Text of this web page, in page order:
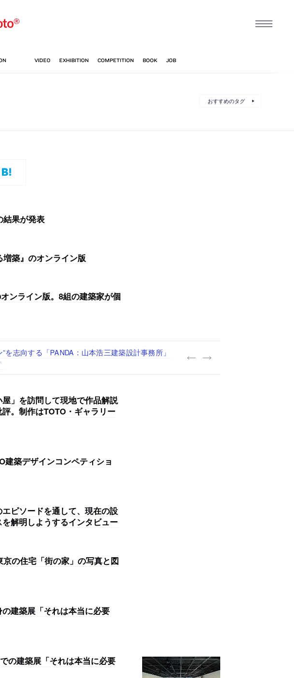
おすすめのタグ
結果が発表
築』のオンライン版
ンライン版。8組の建築家が個
主体の働き方を実践する「株式会社つぎと」が、
境づくりも行う「E.A.S.T.architects」が、設計
ッフ・アルバイト・事務職を募集中
志向する「PANDA：山本浩三建築設計事務所」
」を訪問して現地で作品解説
。制作はTOTO・ギャラリー
建築デザインコンペティショ
ピソードを通して、現在の設
解明しようするインタビュー
の住宅「街の家」の写真と図
建築展「それは本当に必要
の建築展「それは本当に必要